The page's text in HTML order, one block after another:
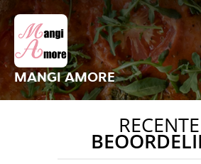
MANGI AMORE
RECENTE